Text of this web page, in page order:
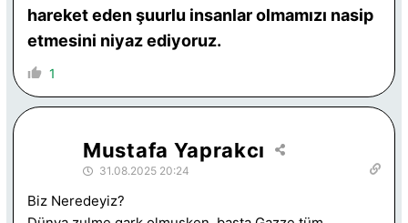
hareket eden şuurlu insanlar olmamızı nasip
etmesini niyaz ediyoruz.
1
Mustafa Yaprakcı
31.08.2025 20:24
Biz Neredeyiz?